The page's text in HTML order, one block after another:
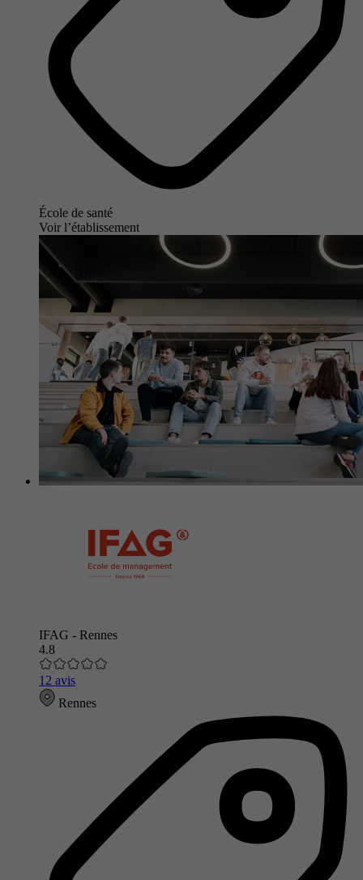
École de santé
Voir l’établissement
IFAG - Rennes
4.8
12 avis
Rennes